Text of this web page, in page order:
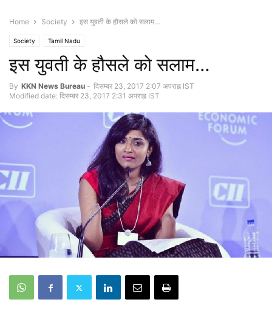
Home Society इस युवती के हौसले को सलाम…
Society Tamil Nadu
इस युवती के हौसले को सलाम…
By KKN News Bureau - दिसम्बर 23, 2017 2:07 अपराह्न IST
Modified date: दिसम्बर 23, 2017 2:31 अपराह्न IST